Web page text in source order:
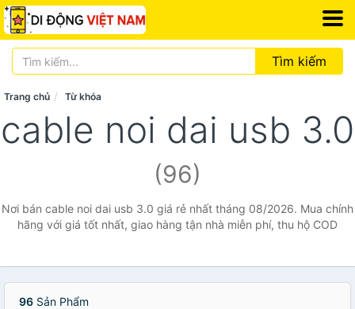
Tìm kiếm
Trang chủ Từ khóa
cable noi dai usb 3.0
(96)
Nơi bán cable noi dai usb 3.0 giá rẻ nhất tháng 08/2026. Mua chính
hãng với giá tốt nhất, giao hàng tận nhà miễn phí, thu hộ COD
96 Sản Phẩm